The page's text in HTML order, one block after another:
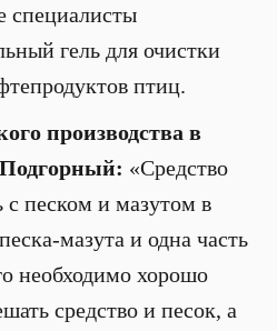
специалисты
гель для очистки
птиц.
производства в
«Средство
песком и мазутом в
мазута и одна часть
необходимо хорошо
средство и песок, а